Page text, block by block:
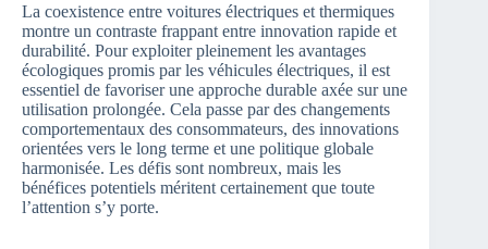
La coexistence entre voitures électriques et thermiques
montre un contraste frappant entre innovation rapide et
durabilité. Pour exploiter pleinement les avantages
écologiques promis par les véhicules électriques, il est
essentiel de favoriser une approche durable axée sur une
utilisation prolongée. Cela passe par des changements
comportementaux des consommateurs, des innovations
orientées vers le long terme et une politique globale
harmonisée. Les défis sont nombreux, mais les
bénéfices potentiels méritent certainement que toute
l’attention s’y porte.